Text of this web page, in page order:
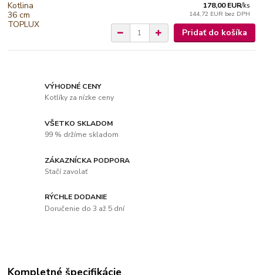
178,00 EUR/ks
144,72 EUR bez DPH
Pridať do košíka
VÝHODNÉ CENY
Kotlíky za nízke ceny
VŠETKO SKLADOM
99 % držíme skladom
ZÁKAZNÍCKA PODPORA
Stačí zavolať
RÝCHLE DODANIE
Doručenie do 3 až 5 dní
Kompletné špecifikácie